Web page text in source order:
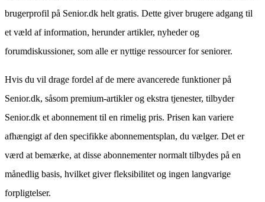
brugerprofil på Senior.dk helt gratis. Dette giver brugere adgang til
et væld af information, herunder artikler, nyheder og
forumdiskussioner, som alle er nyttige ressourcer for seniorer.
Hvis du vil drage fordel af de mere avancerede funktioner på
Senior.dk, såsom premium-artikler og ekstra tjenester, tilbyder
Senior.dk et abonnement til en rimelig pris. Prisen kan variere
afhængigt af den specifikke abonnementsplan, du vælger. Det er
værd at bemærke, at disse abonnementer normalt tilbydes på en
månedlig basis, hvilket giver fleksibilitet og ingen langvarige
forpligtelser.